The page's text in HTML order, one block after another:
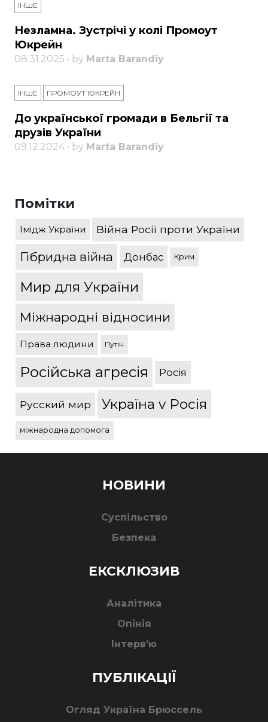
ІНШЕ
Незламна. Зустрічі у колі Промоут
Юкрейн
08.31.2025 • by Marta Barandiy
ІНШЕ ПРОМОУТ ЮКРЕЙН
До української громади в Бельгії та
друзів України
09.12.2024 • by Marta Barandiy
Помітки
Імідж України Війна Росії проти України
Гібридна війна Донбас Крим
Мир для України
Міжнародні відносини
Права людини Путін
Російська агресія Росія
Русский мир Україна v Росія
міжнародна допомога
НОВИНИ
Суспільство
Безпека
ЕКСКЛЮЗИВ
Аналітика
Опінія
Інтерв’ю
ПУБЛІКАЦІЇ
Огляд Україна Брюссель